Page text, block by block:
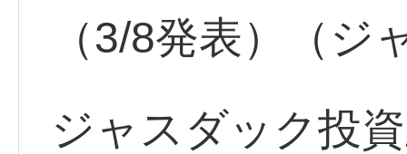
（3/8発表）（ジ
ジャスダック投